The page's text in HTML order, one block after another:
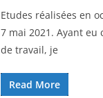
Etudes réalisées en
7 mai 2021. Ayant eu
de travail, je
Read More